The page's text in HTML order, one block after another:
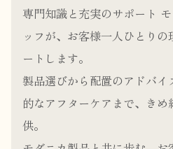
専門知識と充実のサポート
ッフが、お客様一人ひとり
ートします。
製品選びから配置のアドバ
的なアフターケアまで、き
供。